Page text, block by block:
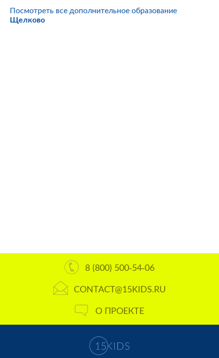
Посмотреть все дополнительное образование
Щелково
8 (800) 500-54-06
CONTACT@15KIDS.RU
О ПРОЕКТЕ